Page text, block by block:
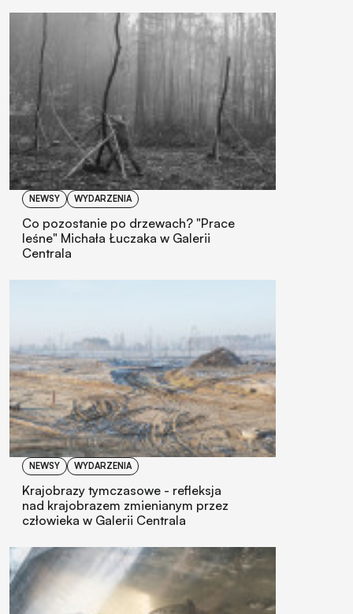
NEWSY WYDARZENIA
Co pozostanie po drzewach? "Prace
leśne" Michała Łuczaka w Galerii
Centrala
NEWSY WYDARZENIA
Krajobrazy tymczasowe - refleksja
nad krajobrazem zmienianym przez
człowieka w Galerii Centrala